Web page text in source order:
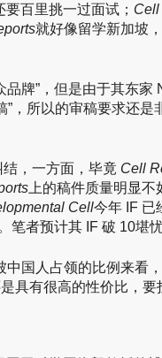
百里挑一过面试； Cell
就好像留学新加坡
品牌”，但是由于其东
”，所以的审稿要求还
，一方面，毕竟 Cell
上的稿件质量明显
Cell今年 IF 已
笔者预计其 IF 破 10堪
中国人占领的比例来看
具有很高的性价比，